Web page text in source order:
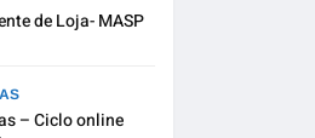
de Loja- MASP
– Ciclo online